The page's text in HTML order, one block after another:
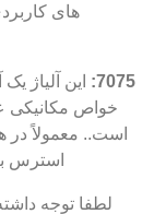
های
7075:
این آلیاژ
خواص مکانیکی
است.. معمولاً در
استرس
لطفا توجه